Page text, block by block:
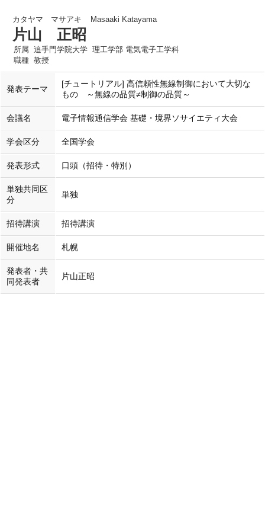
カタヤマ マサアキ Masaaki Katayama
片山 正昭
所属 追手門学院大学 理工学部 電気電子工学科
職種 教授
発表テーマ
[チュートリアル] 高信頼性無線制御において大切な
もの ～無線の品質≠制御の品質～
会議名 電子情報通信学会 基礎・境界ソサイエティ大会
学会区分 全国学会
発表形式 口頭（招待・特別）
単独共同区
分
単独
招待講演 招待講演
開催地名 札幌
発表者・共
同発表者
片山正昭